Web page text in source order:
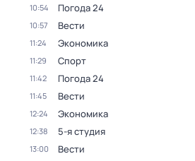
10:54 Погода 24
10:57 Вести
11:24 Экономика
11:29 Спорт
11:42 Погода 24
11:45 Вести
12:24 Экономика
12:38 5-я студия
13:00 Вести